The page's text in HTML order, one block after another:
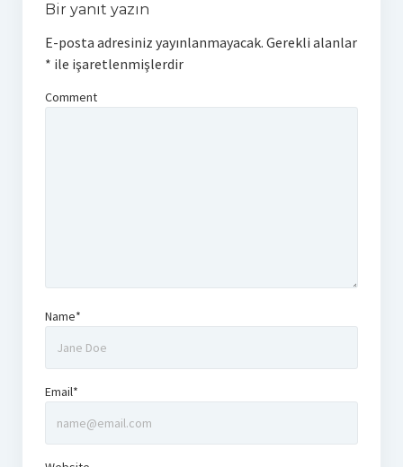
Bir yanıt yazın
E-posta adresiniz yayınlanmayacak. Gerekli alanlar
* ile işaretlenmişlerdir
Comment
Name*
Email*